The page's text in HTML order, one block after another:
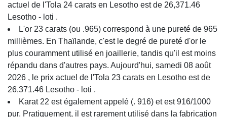
actuel de l'Tola 24 carats en Lesotho est de 26,371.46
Lesotho - loti .
L'or 23 carats (ou .965) correspond à une pureté de 965
millièmes. En Thaïlande, c'est le degré de pureté d'or le
plus couramment utilisé en joaillerie, tandis qu'il est moins
répandu dans d'autres pays. Aujourd'hui, samedi 08 août
2026 , le prix actuel de l'Tola 23 carats en Lesotho est de
26,371.46 Lesotho - loti .
Karat 22 est également appelé (. 916) et est 916/1000
pur. Pratiquement, il est rarement utilisé dans la fabrication